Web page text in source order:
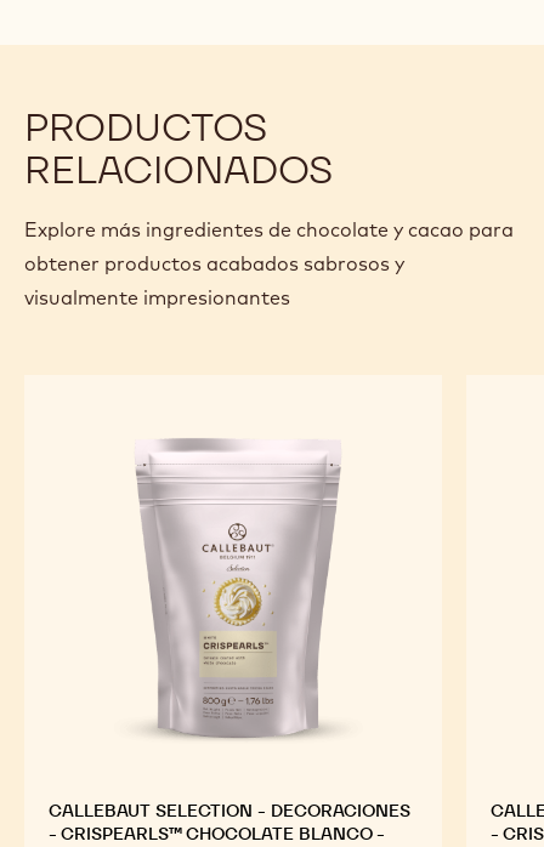
PRODUCTOS
RELACIONADOS
Explore más ingredientes de chocolate y cacao para
obtener productos acabados sabrosos y
visualmente impresionantes
CALLEBAUT SELECTION - DECORACIONES
- CRISPEARLS™ CHOCOLATE BLANCO -
-